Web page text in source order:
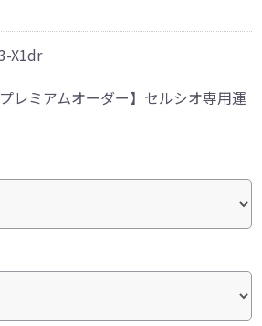
X1dr
レミアムオーダー】セルシオ専用運